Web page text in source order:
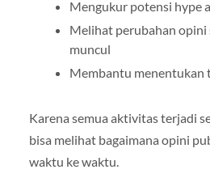
Mengukur potensi hype
Melihat perubahan opini
muncul
Membantu menentukan
Karena semua aktivitas terjadi
bisa melihat bagaimana opini
waktu ke waktu.